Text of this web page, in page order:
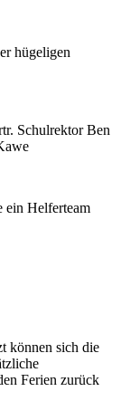
hügeligen
Schulrektor Ben
ein Helferteam
können sich die
Ferien zurück